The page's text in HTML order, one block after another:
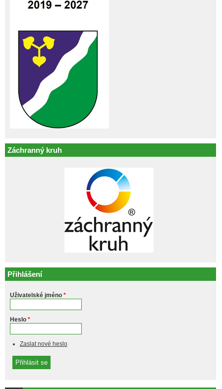
Záchranný kruh
Přihlášení
Uživatelské jméno *
Heslo *
Zaslat nové heslo